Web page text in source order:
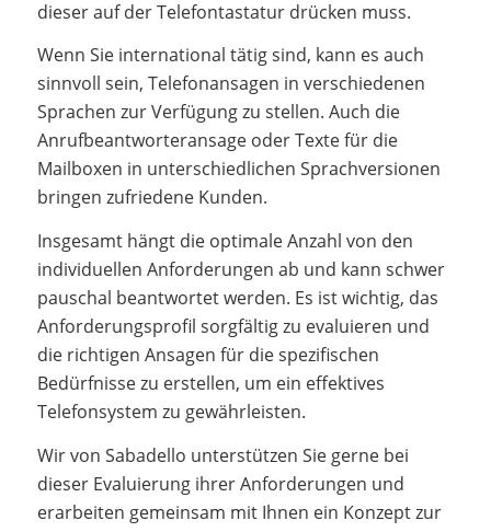
dieser auf der Telefontastatur drücken muss.
Wenn Sie international tätig sind, kann es auch
sinnvoll sein, Telefonansagen in verschiedenen
Sprachen zur Verfügung zu stellen. Auch die
Anrufbeantworteransage oder Texte für die
Mailboxen in unterschiedlichen Sprachversionen
bringen zufriedene Kunden.
Insgesamt hängt die optimale Anzahl von den
individuellen Anforderungen ab und kann schwer
pauschal beantwortet werden. Es ist wichtig, das
Anforderungsprofil sorgfältig zu evaluieren und
die richtigen Ansagen für die spezifischen
Bedürfnisse zu erstellen, um ein effektives
Telefonsystem zu gewährleisten.
Wir von Sabadello unterstützen Sie gerne bei
dieser Evaluierung ihrer Anforderungen und
erarbeiten gemeinsam mit Ihnen ein Konzept zur